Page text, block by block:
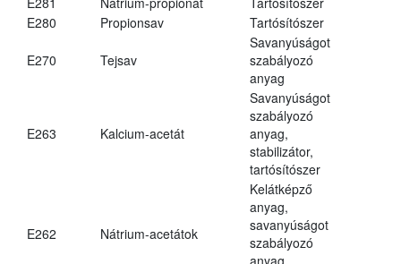
E280
Propionsav Tartósítószer
E270 Tejsav
Savanyúságot
szabályozó
anyag
E263 Kalcium-acetát
Savanyúságot
szabályozó
anyag,
stabilizátor,
tartósítószer
E262 Nátrium-acetátok
Kelátképző
anyag,
savanyúságot
szabályozó
anyag,